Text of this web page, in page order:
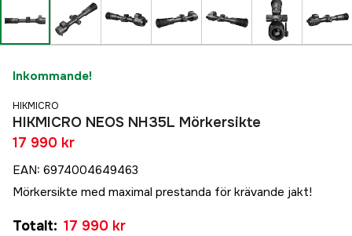
Inkommande!
HIKMICRO
HIKMICRO NEOS NH35L Mörkersikte
17 990 kr
EAN: 6974004649463
Mörkersikte med maximal prestanda för krävande jakt!
Totalt: 17 990 kr